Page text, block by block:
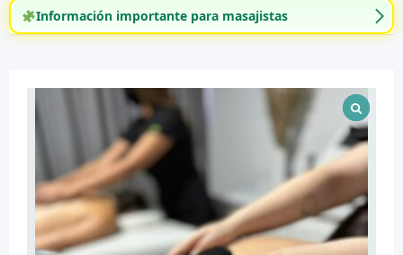
Información importante para masajistas